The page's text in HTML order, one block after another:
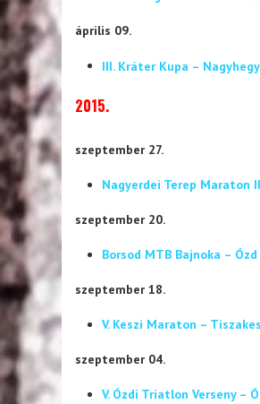
április 09.
III. Kráter Kupa –
2015.
szeptember 27.
Nagyerdei Terep Maraton
szeptember 20.
Borsod MTB Bajnoka – Ózd
szeptember 18.
V. Keszi Maraton –
szeptember 04.
V. Ózdi Triatlon Verseny –